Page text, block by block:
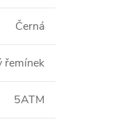
Černá
řemínek
5ATM